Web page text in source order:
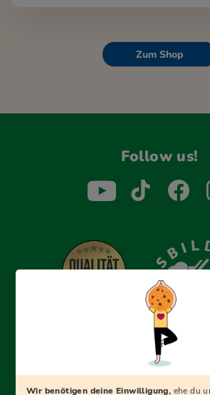
Zum Shop
Follow us!
Erfolgreich bewerben mit
begleiten dich Schritt für Schritt bei
Wir benötigen deine Einwilligung, ehe du